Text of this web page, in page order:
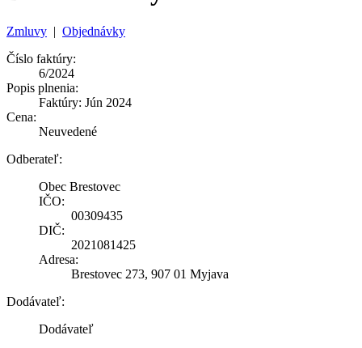
Zmluvy | Objednávky
Číslo faktúry:
6/2024
Popis plnenia:
Faktúry: Jún 2024
Cena:
Neuvedené
Odberateľ:
Obec Brestovec
IČO:
00309435
DIČ:
2021081425
Adresa:
Brestovec 273, 907 01 Myjava
Dodávateľ:
Dodávateľ